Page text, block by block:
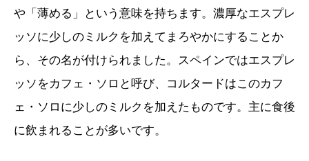
や「薄める」という意味を持ちます。濃厚なエスプレ
ッソに少しのミルクを加えてまろやかにすることか
ら、その名が付けられました。スペインではエスプレ
ッソをカフェ・ソロと呼び、コルタードはこのカフ
ェ・ソロに少しのミルクを加えたものです。主に食後
に飲まれることが多いです。